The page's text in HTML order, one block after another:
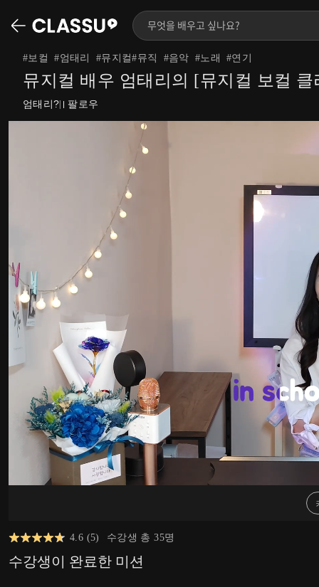
#보컬 #엄태리 #뮤지컬#뮤직 #음악 #노래 #연기
뮤지컬 배우 엄태리의 [뮤지컬 보컬 클
엄태리? 팔로우
4.6 (5) 수강생 총35명
수강생이 완료한 미션